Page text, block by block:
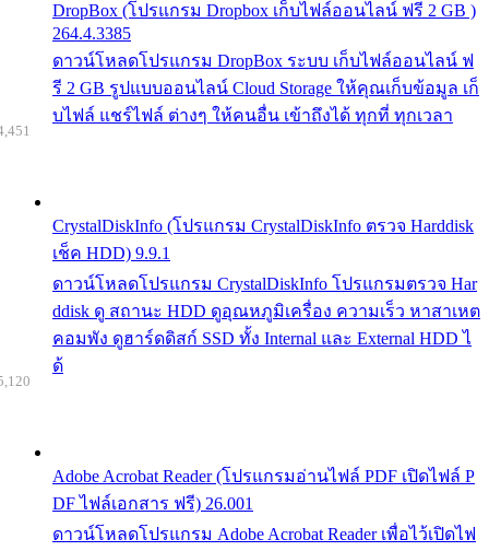
DropBox (โปรแกรม Dropbox เก็บไฟล์ออนไลน์ ฟรี 2 GB )
264.4.3385
ดาวน์โหลดโปรแกรม DropBox ระบบ เก็บไฟล์ออนไลน์ ฟ
รี 2 GB รูปแบบออนไลน์ Cloud Storage ให้คุณเก็บข้อมูล เก็
บไฟล์ แชร์ไฟล์ ต่างๆ ให้คนอื่น เข้าถึงได้ ทุกที่ ทุกเวลา
CrystalDiskInfo (โปรแกรม CrystalDiskInfo ตรวจ Harddisk
เช็ค HDD) 9.9.1
ดาวน์โหลดโปรแกรม CrystalDiskInfo โปรแกรมตรวจ Har
ddisk ดู สถานะ HDD ดูอุณหภูมิเครื่อง ความเร็ว หาสาเหต
คอมพัง ดูฮาร์ดดิสก์ SSD ทั้ง Internal และ External HDD ไ
ด้
Adobe Acrobat Reader (โปรแกรมอ่านไฟล์ PDF เปิดไฟล์ P
DF ไฟล์เอกสาร ฟรี) 26.001
ดาวน์โหลดโปรแกรม Adobe Acrobat Reader เพื่อไว้เปิดไฟ